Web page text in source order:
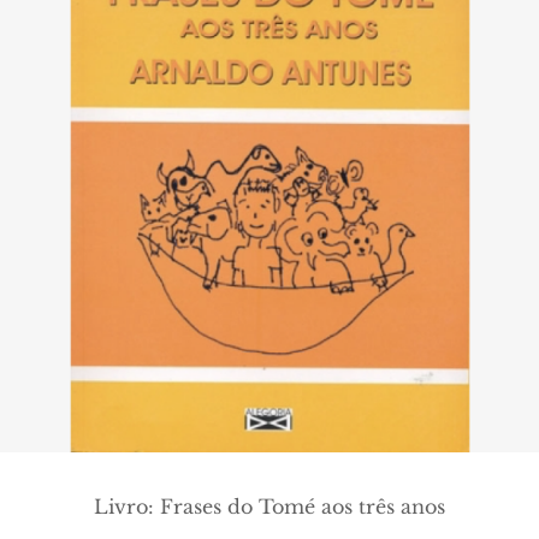
Livro: Frases do Tomé aos três anos